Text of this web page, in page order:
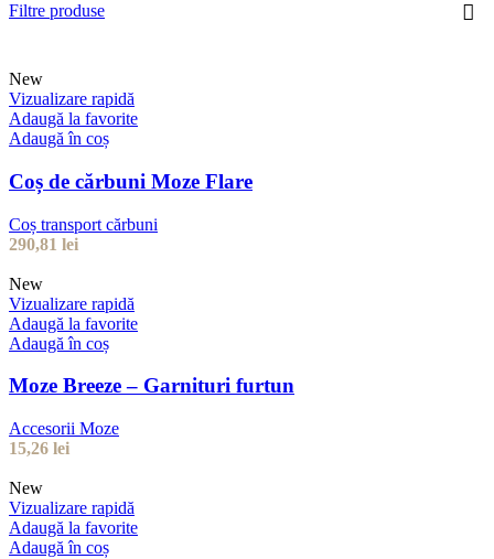
Filtre produse
New
Vizualizare rapidă
Adaugă la favorite
Adaugă în coș
Coș de cărbuni Moze Flare
Coș transport cărbuni
290,81 lei
New
Vizualizare rapidă
Adaugă la favorite
Adaugă în coș
Moze Breeze – Garnituri furtun
Accesorii Moze
15,26 lei
New
Vizualizare rapidă
Adaugă la favorite
Adaugă în coș